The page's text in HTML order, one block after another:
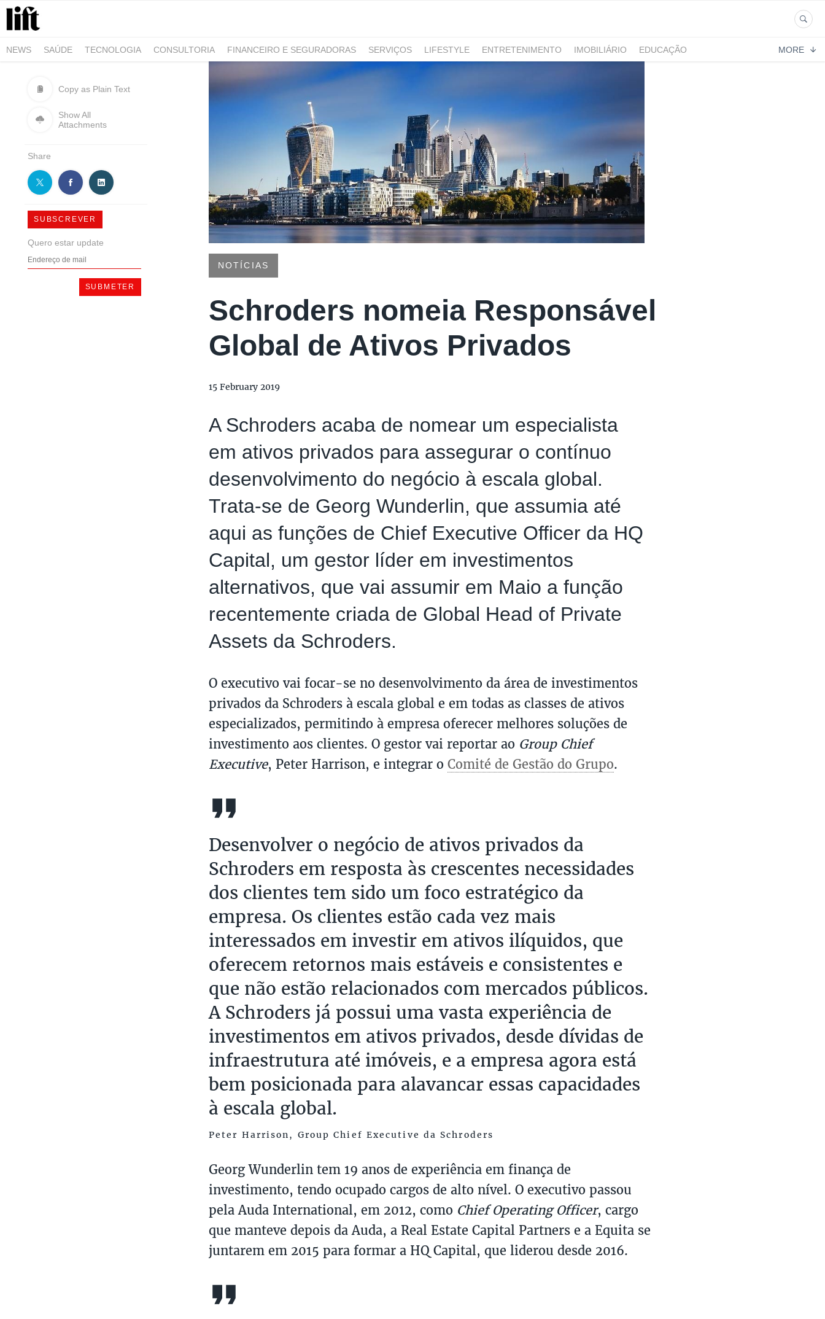
NEWS SAÚDE TECNOLOGIA CONSULTORIA FINANCEIRO E SEGURADORAS SERVIÇOS LIFESTYLE ENTRETENIMENTO IMOBILIÁRIO
EDUCAÇÃO
NOTÍCIAS
MORE
Copy as Plain Text
Show All
Attachments
Share
SUBSCREVER
Quero estar update
NOTÍCIAS
Schroders nomeia Responsável
Global de Ativos Privados
15 February 2019
A Schroders acaba de nomear um especialista
em ativos privados para assegurar o contínuo
desenvolvimento do negócio à escala global.
Trata-se de Georg Wunderlin, que assumia até
aqui as funções de Chief Executive Officer da HQ
Capital, um gestor líder em investimentos
alternativos, que vai assumir em Maio a função
recentemente criada de Global Head of Private
Assets da Schroders.
O executivo vai focar-se no desenvolvimento da área de investimentos
privados da Schroders à escala global e em todas as classes de ativos
especializados, permitindo à empresa oferecer melhores soluções de
investimento aos clientes. O gestor vai reportar ao Group Chief
Executive, Peter Harrison, e integrar o Comité de Gestão do Grupo.
Desenvolver o negócio de ativos privados da
Schroders em resposta às crescentes necessidades
dos clientes tem sido um foco estratégico da
empresa. Os clientes estão cada vez mais
interessados em investir em ativos ilíquidos, que
oferecem retornos mais estáveis e consistentes e
que não estão relacionados com mercados públicos.
A Schroders já possui uma vasta experiência de
investimentos em ativos privados, desde dívidas de
infraestrutura até imóveis, e a empresa agora está
bem posicionada para alavancar essas capacidades
à escala global.
Peter Harrison, Group Chief Executive da Schroders
Georg Wunderlin tem 19 anos de experiência em finança de
investimento, tendo ocupado cargos de alto nível. O executivo passou
pela Auda International, em 2012, como Chief Operating Officer, cargo
que manteve depois da Auda, a Real Estate Capital Partners e a Equita se
juntarem em 2015 para formar a HQ Capital, que liderou desde 2016.